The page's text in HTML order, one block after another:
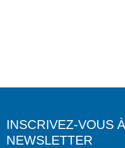
INSCRIVEZ-VOUS
NEWSLETTER